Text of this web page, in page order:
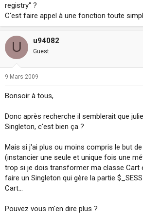
registry" ?
C'est faire appel à une fonction toute
U u94082
Guest
9 Mars 2009
Bonsoir à tous,
Donc après recherche il semblerait que
Singleton, c'est bien ça ?
Mais si j'ai plus ou moins compris le but
(instancier une seule et unique fois une
trop si je dois transformer ma classe Cart
faire un Singleton qui gère la partie
Cart...
Pouvez vous m'en dire plus ?